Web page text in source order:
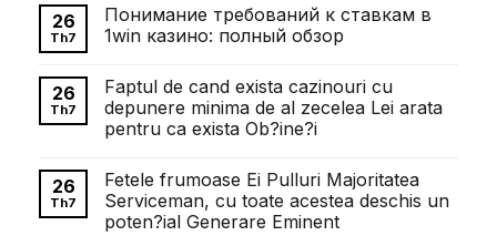
bình
luận
ở
Довженка
у
розвиток
українського
26
Th7
Понимание требований к ставкам в
1win казино: полный обзор
bình
luận
ở
Понимание
ставкам
в
1win
казино:
полный
26
Th7
Faptul de cand exista cazinouri cu
depunere minima de al zecelea Lei arata
pentru ca exista Ob?ine?i
bình
luận
ở
Faptul
26
Th7
Fetele frumoase Ei Pulluri Majoritatea
Serviceman, cu toate acestea deschis un
poten?ial Generare Eminent